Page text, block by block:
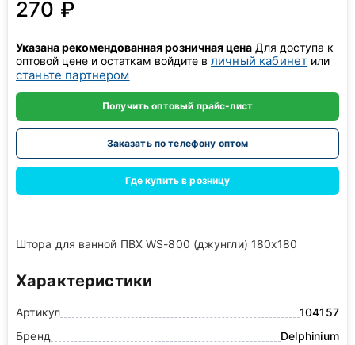
270 ₽
Указана рекомендованная розничная цена Для доступа к
оптовой цене и остаткам войдите в личный кабинет или
станьте партнером
Получить оптовый прайс-лист
Заказать по телефону оптом
Где купить в розницу
Штора для ванной ПВХ WS-800 (джунгли) 180х180
Характеристики
Артикул
104157
Бренд
Delphinium